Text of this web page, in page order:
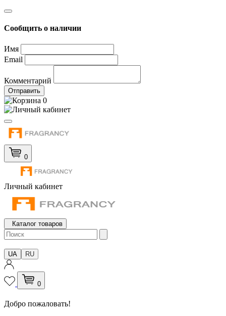
Сообщить о наличии
Имя
Email
Комментарий
Отправить
0
0
Личный кабинет
Каталог товаров
UA RU
0
Добро пожаловать!